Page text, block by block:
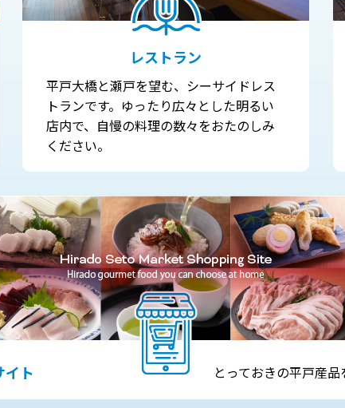
レストラン
平戸大橋と瀬戸を望む、シーサイドレス
トランです。ゆったり広々とした明るい
店内で、自慢の料理の数々をおたのしみ
ください。
イト とっておきの平戸産